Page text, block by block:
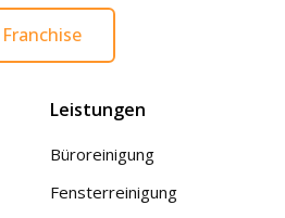
Franchise
Leistungen
Büroreinigung
Fensterreinigung